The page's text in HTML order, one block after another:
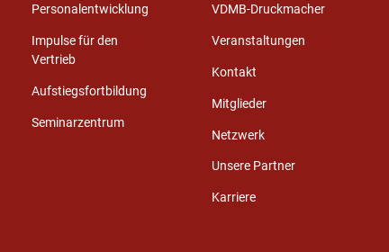
Personalentwicklung
Impulse für den
Vertrieb
Aufstiegsfortbildung
Seminarzentrum
VDMB-Druckmacher
Veranstaltungen
Kontakt
Mitglieder
Netzwerk
Unsere Partner
Karriere